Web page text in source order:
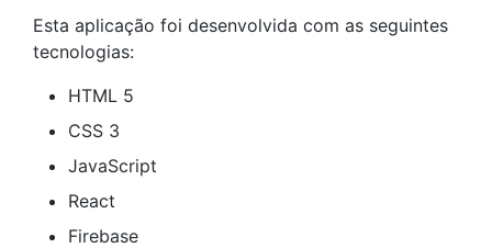
Esta aplicação foi desenvolvida com as seguintes
tecnologias:
HTML 5
CSS 3
JavaScript
React
Firebase